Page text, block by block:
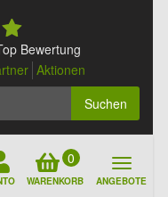
Bewertung
Aktionen
Suchen
0
WARENKORB ANGEBOTE